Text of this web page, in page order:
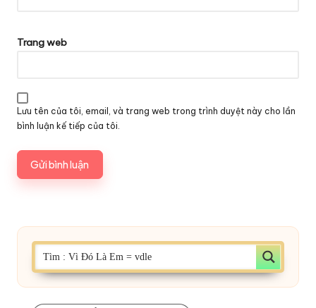
Trang web
Lưu tên của tôi, email, và trang web trong trình duyệt này cho lần
bình luận kế tiếp của tôi.